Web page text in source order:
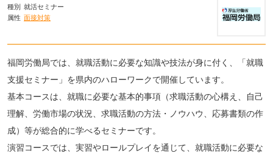
種別 就活セミナー
属性 面接対策
福岡労働局では、就職活動に必要な知識や技法が身に付く、「就職
支援セミナー」を県内のハローワークで開催しています。
基本コースは、就職に必要な基本的事項（求職活動の心構え、自己
理解、労働市場の状況、求職活動の方法・ノウハウ、応募書類の作
成）等が総合的に学べるセミナーです。
演習コースでは、実習やロールプレイを通じて、就職活動に必要な